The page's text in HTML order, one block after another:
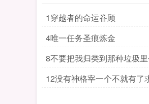
1穿越者的命运眷顾
4唯一任务圣痕炼金
8不要把我归类到那种垃圾
12没有神格宰一个不就有了